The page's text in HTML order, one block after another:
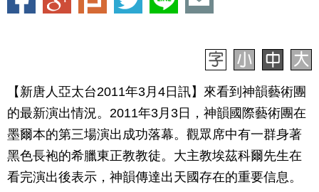
【新唐人亞太台2011年3月4日訊】來看到神韻藝術團
的最新演出情況。2011年3月3日，神韻國際藝術團在
墨爾本的第三場演出成功落幕。觀眾席中有一群身著
黑色長袍的希臘東正教教徒。大主教埃茲科爾先生在
看完演出後表示，神韻傳達出天國存在的重要信息。